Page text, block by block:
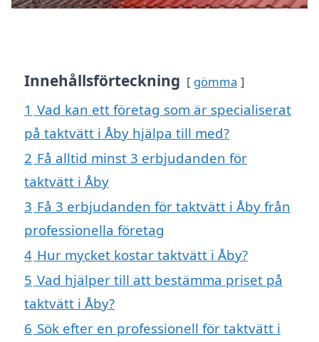
Innehållsförteckning gömma
1 Vad kan ett företag som är specialiserat
på taktvätt i Åby hjälpa till med?
2 Få alltid minst 3 erbjudanden för
taktvätt i Åby
3 Få 3 erbjudanden för taktvätt i Åby från
professionella företag
4 Hur mycket kostar taktvätt i Åby?
5 Vad hjälper till att bestämma priset på
taktvätt i Åby?
6 Sök efter en professionell för taktvätt i